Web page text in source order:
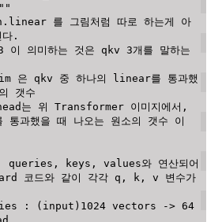
다.
갯수
과했을 때 나오는 원소의 갯수 이
코드와 같이 각각 q, k, v 변수가